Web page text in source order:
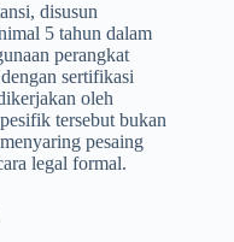
disusun
5 tahun dalam
perangkat
sertifikasi
oleh
tersebut bukan
pesaing
legal formal.